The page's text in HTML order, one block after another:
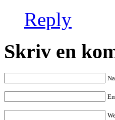
Reply
Skriv en